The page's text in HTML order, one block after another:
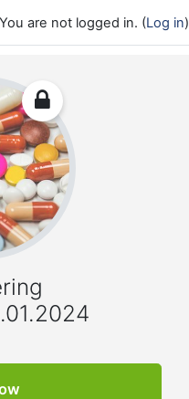
You are not logged in. (Log in)